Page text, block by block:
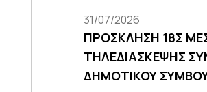
31/07/2026
ΠΡΟΣΚΛΗΣΗ 18Σ
ΤΗΛΕΔΙΑΣΚΕΨΗΣ
ΔΗΜΟΤΙΚΟΥ